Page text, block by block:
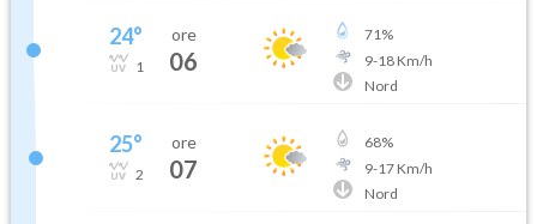
24°
1
ore
06
71%
9-18Km/h
Nord
25°
2
ore
07
68%
9-17Km/h
Nord